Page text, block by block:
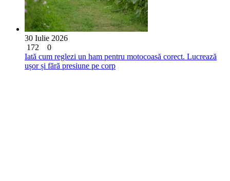
30 Iulie 2026
172
0
Iată cum reglezi un ham pentru motocoasă corect. Lucrează
ușor și fără presiune pe corp